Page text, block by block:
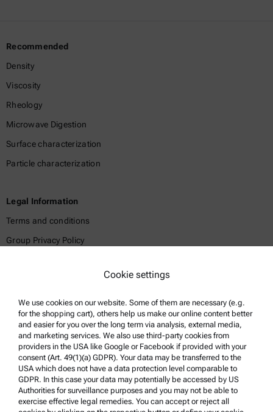
Recommended
Density
Viscosity
Rheology
Microwave Digestion
Surface characterization
Particle characterization
Legal Information
Terms and conditions
Group Privacy Policy
Trademarks
Whistleblowing system
Product Support
Anton Paar Certified Service
Safety declaration
Cookie settings
We use cookies on our website. Some of them are necessary (e.g.
for the shopping cart), others help us make our online content better
and easier for you over the long term via analysis, external media,
and marketing services. We also use third-party cookies from
providers in the USA like Google or Facebook if provided with your
consent (Art. 49(1)(a) GDPR). Your data may be transferred to the
USA which does not have a data protection level comparable to
GDPR. In this case your data may potentially be accessed by US
Authorities for surveillance purposes and you may not be able to
exercise effective legal remedies. You can accept or reject all